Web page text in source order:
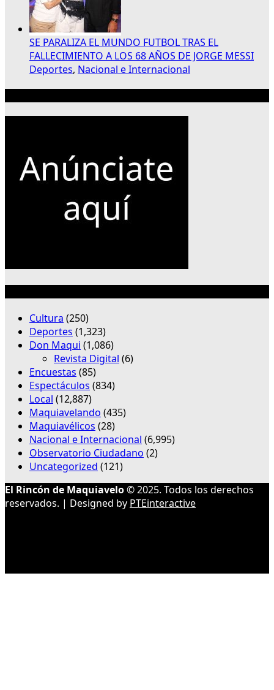
SE PARALIZA EL MUNDO FUTBOL TRAS EL
FALLECIMIENTO A LOS 68 AÑOS DE JORGE MESSI
Deportes, Nacional e Internacional
Cultura (250)
Deportes (1,323)
Don Maqui (1,086)
Revista Digital (6)
Encuestas (85)
Espectáculos (834)
Local (12,887)
Maquiavelando (435)
Maquiavélicos (28)
Nacional e Internacional (6,995)
Observatorio Ciudadano (2)
Uncategorized (121)
El Rincón de Maquiavelo© 2025. Todos los derechos
reservados. | Designed by PTEinteractive